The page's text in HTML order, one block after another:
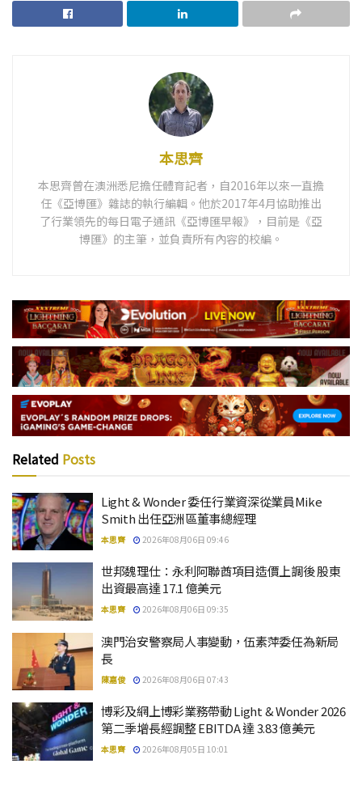
本思齊
本思齊曾在澳洲悉尼擔任體育記者，自2016年以來一直擔
任《亞博匯》雜誌的執行編輯。他於2017年4月協助推出
了行業領先的每日電子通訊《亞博匯早報》，目前是《亞
博匯》的主筆，並負責所有內容的校編。
Related Posts
Light & Wonder 委任行業資深從業員Mike
Smith 出任亞洲區董事總經理
本思齊 2026年08月06日 09:46
世邦魏理仕：永利阿聯酋項目造價上調後 股東
出資最高達 17.1 億美元
本思齊 2026年08月06日 09:35
澳門治安警察局人事變動，伍素萍委任為新局
長
陳嘉俊 2026年08月06日 07:43
博彩及網上博彩業務帶動 Light & Wonder 2026
第二季增長經調整 EBITDA 達 3.83 億美元
本思齊 2026年08月05日 10:01